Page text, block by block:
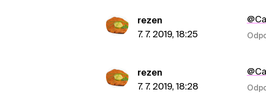
rezen
7. 7. 2019, 18:25
rezen
7. 7. 2019, 18:28